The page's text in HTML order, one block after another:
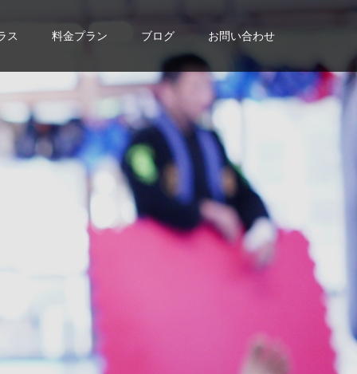
ス 料金プラン ブログ お問い合わせ